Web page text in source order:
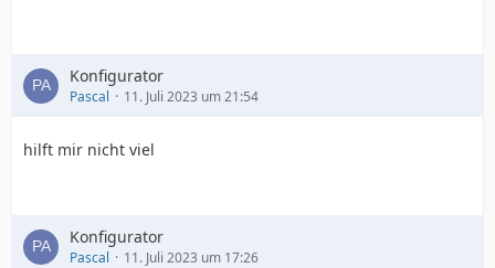
Konfigurator
Pascal 11. Juli 2023 um 21:54
hilft mir nicht viel
Konfigurator
Pascal 11. Juli 2023 um 17:26